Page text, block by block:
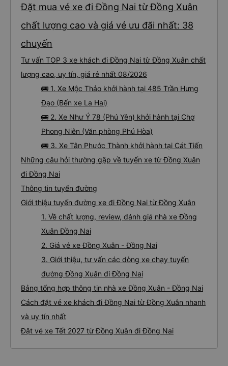
Đặt mua vé xe đi Đồng Nai từ Đồng Xuân
chất lượng cao và giá vé ưu đãi nhất: 38
chuyến
Tư vấn TOP 3 xe khách đi Đồng Nai từ Đồng Xuân chất
lượng cao, uy tín, giá rẻ nhất 08/2026
🚌 1. Xe Mộc Thảo khởi hành tại 485 Trần Hưng
Đạo (Bến xe La Hai)
🚌 2. Xe Như Ý 78 (Phú Yên) khởi hành tại Chợ
Phong Niên (Văn phòng Phú Hòa)
🚌 3. Xe Tân Phước Thành khởi hành tại Cát Tiến
Những câu hỏi thường gặp về tuyến xe từ Đồng Xuân
đi Đồng Nai
Thông tin tuyến đường
Giới thiệu tuyến đường xe đi Đồng Nai từ Đồng Xuân
1. Về chất lượng, review, đánh giá nhà xe Đồng
Xuân Đồng Nai
2. Giá vé xe Đồng Xuân - Đồng Nai
3. Giới thiệu, tư vấn các dòng xe chạy tuyến
đường Đồng Xuân đi Đồng Nai
Bảng tổng hợp thông tin nhà xe Đồng Xuân - Đồng Nai
Cách đặt vé xe khách đi Đồng Nai từ Đồng Xuân nhanh
và uy tín nhất
Đặt vé xe Tết 2027 từ Đồng Xuân đi Đồng Nai